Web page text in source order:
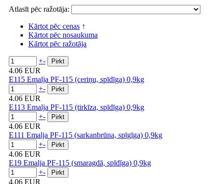
Atlasīt pēc ražotāja:
Kārtot pēc cenas ↑
Kārtot pēc nosaukuma
Kārtot pēc ražotāja
+-
4.06 EUR
E115 Emalja PF-115 (ceriņu, spīdīga) 0,9kg
+-
4.06 EUR
E113 Emalja PF-115 (tirkīza, spīdīga) 0,9kg
+-
4.06 EUR
E111 Emalja PF-115 (sarkanbrūna, spīgīga) 0,9kg
+-
4.06 EUR
E19 Emalja PF-115 (smaragdā, spīdīga) 0,9kg
+-
4.06 EUR